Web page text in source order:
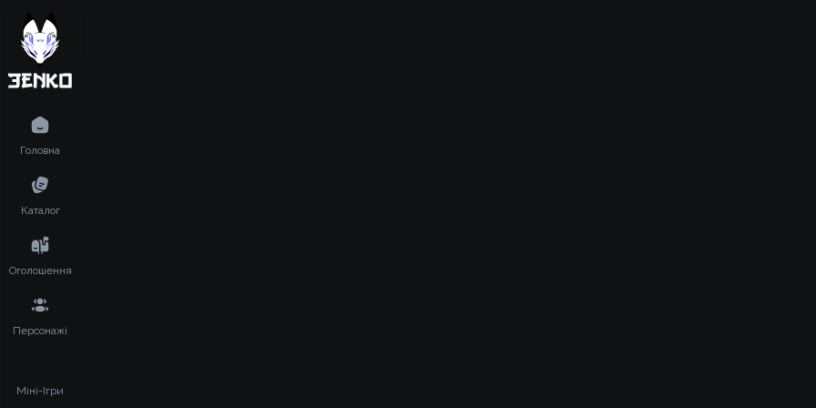
Головна
Каталог
Оголошення
Персонажі
Міні-Ігри